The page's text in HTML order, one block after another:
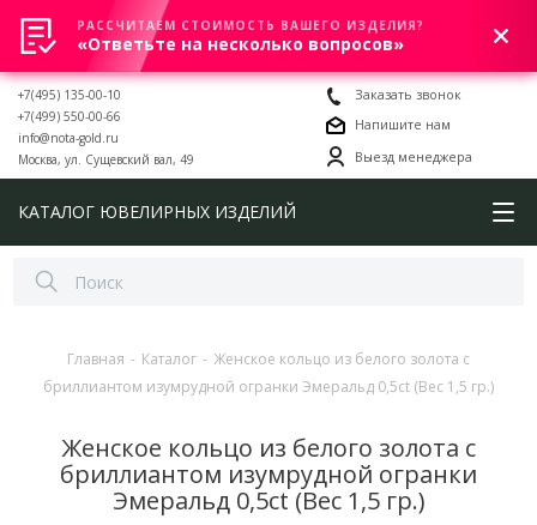
0
+7(495) 135-00-10
+7(499) 550-00-66
info@nota-gold.ru
Москва, ул. Сущевский вал, 49
Заказать звонок
Напишите нам
Выезд менеджера
КАТАЛОГ ЮВЕЛИРНЫХ ИЗДЕЛИЙ
Главная - Каталог - Женское кольцо из белого золота с
бриллиантом изумрудной огранки Эмеральд 0,5ct (Вес 1,5 гр.)
Женское кольцо из белого золота с
бриллиантом изумрудной огранки
Эмеральд 0,5ct (Вес 1,5 гр.)
РАССЧИТАЕМ СТОИМОСТЬ ВАШЕГО ИЗДЕЛИЯ?
«Ответьте на несколько вопросов»